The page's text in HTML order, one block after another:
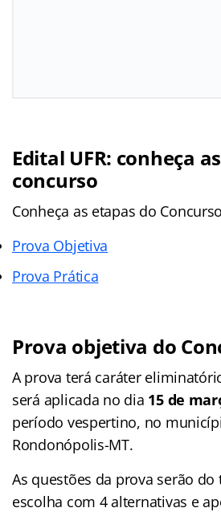
Edital UFR: conheça
concurso
Conheça as etapas do
Prova Objetiva
Prova Prática
Prova objetiva do
A prova terá caráter
será aplicada no dia 15 de
período vespertino, no
Rondonópolis-MT.
As questões da prova serão
escolha com 4 alternativas e